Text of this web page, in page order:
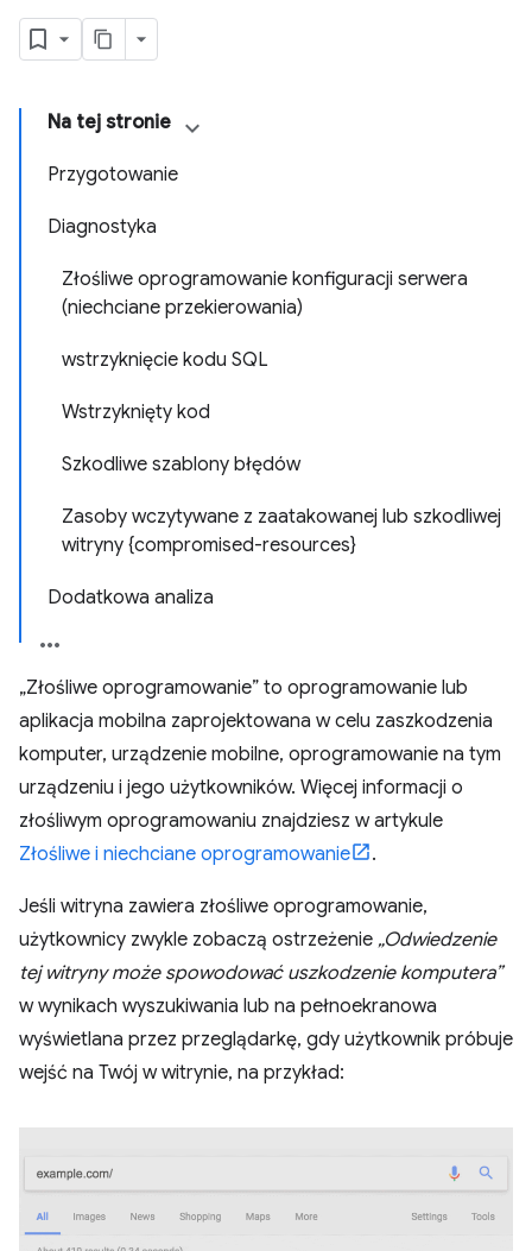
Na tej stronie
Przygotowanie
Diagnostyka
Złośliwe oprogramowanie konfiguracji serwera
(niechciane przekierowania)
wstrzyknięcie kodu SQL
Wstrzyknięty kod
Szkodliwe szablony błędów
Zasoby wczytywane z zaatakowanej lub szkodliwej
witryny {compromised-resources}
Dodatkowa analiza
„Złośliwe oprogramowanie” to oprogramowanie lub
aplikacja mobilna zaprojektowana w celu zaszkodzenia
komputer, urządzenie mobilne, oprogramowanie na tym
urządzeniu i jego użytkowników. Więcej informacji o
złośliwym oprogramowaniu znajdziesz w artykule
Złośliwe i niechciane oprogramowanie
.
Jeśli witryna zawiera złośliwe oprogramowanie,
użytkownicy zwykle zobaczą ostrzeżenie „Odwiedzenie
tej witryny może spowodować uszkodzenie komputera”
w wynikach wyszukiwania lub na pełnoekranowa
wyświetlana przez przeglądarkę, gdy użytkownik próbuje
wejść na Twój w witrynie, na przykład: